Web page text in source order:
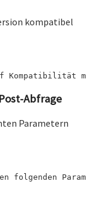
kompatibel
Abfrage
Parametern
folgenden